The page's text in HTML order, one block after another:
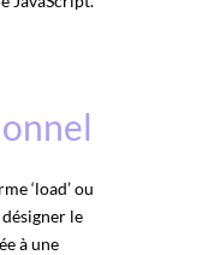
‘load’ ou
le
à une